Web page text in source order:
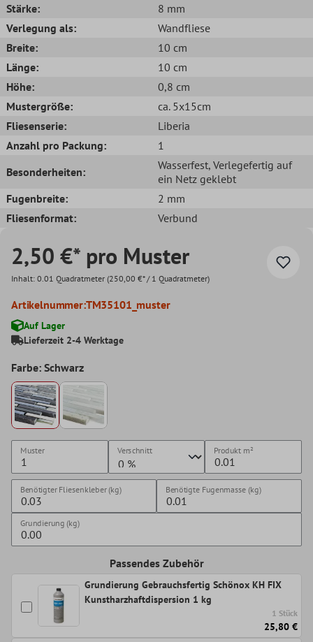
Stärke:
8 mm
Verlegung als:
Wandfliese
Breite:
10 cm
Länge:
10 cm
Höhe:
0,8 cm
Mustergröße:
ca. 5x15cm
Fliesenserie:
Liberia
Anzahl pro Packung:
1
Besonderheiten:
Wasserfest, Verlegefertig auf
ein Netz geklebt
Fugenbreite:
2 mm
Fliesenformat:
Verbund
2,50 €* pro Muster
Inhalt: 0.01 Quadratmeter (250,00 €* / 1 Quadratmeter)
Artikelnummer:TM35101_muster
Auf Lager
Lieferzeit 2-4 Werktage
Farbe: Schwarz
Muster Verschnitt Produkt m²
Benötigter Fliesenkleber (kg) Benötigte Fugenmasse (kg)
Grundierung (kg)
Passendes Zubehör
Grundierung Gebrauchsfertig Schönox KH FIX
Kunstharzhaftdispersion 1 kg
1 Stück
25,80 €